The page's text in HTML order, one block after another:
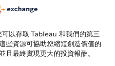
以存取 Tableau 和我們的第三
些資源可協助您縮短創造價值的
且最終實現更大的投資報酬。